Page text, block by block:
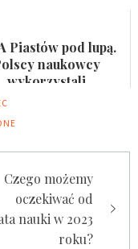
Piastów pod lupą.
naukowcy
wykorzystali
do
historycznej
Czego możemy
oczekiwać od
nauki w 2023
roku?